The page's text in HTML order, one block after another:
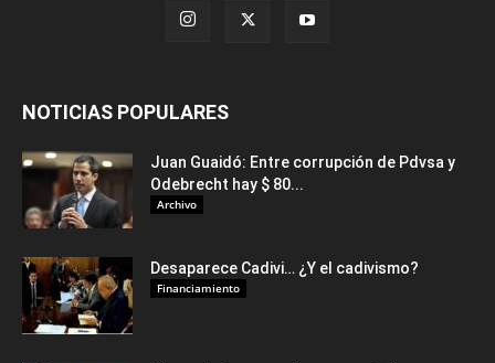
NOTICIAS POPULARES
Juan Guaidó: Entre corrupción de Pdvsa y
Odebrecht hay $ 80...
Archivo
Desaparece Cadivi… ¿Y el cadivismo?
Financiamiento